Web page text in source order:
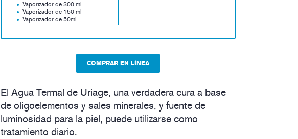
Vaporizador de 300 ml
Vaporizador de 150 ml
Vaporizador de 50ml
COMPRAR EN LÍNEA
El Agua Termal de Uriage, una verdadera cura a base
de oligoelementos y sales minerales, y fuente de
luminosidad para la piel, puede utilizarse como
tratamiento diario.